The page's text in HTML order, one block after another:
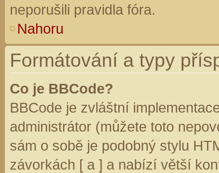
neporušili pravidla fóra.
Nahoru
Formátování a typy
Co je BBCode?
BBCode je zvláštní
administrátor (můžete toto
sám o sobě je podobný stylu
závorkách [ a ] a nabízí větší